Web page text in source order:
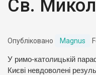
Св.
Опубліковано Magnus
У римо-католицькій
Києві невдоволені